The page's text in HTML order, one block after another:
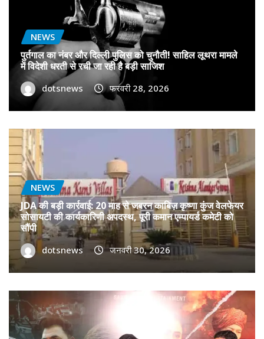
NEWS
पुर्तगाल का नंबर और दिल्ली पुलिस को चुनौती! साहिल लूथरा मामले
में विदेशी धरती से रची जा रही है बड़ी साजिश
dotsnews फरवरी 28, 2026
NEWS
JDA की बड़ी कार्रवाई: 20 माह से जबरन काबिज़ कृष्णा कुंज वेलफेयर
सोसायटी की कार्यकारिणी अपदस्थ, पूरी कमान एम्पायर्ड कमेटी को
सौंपी
dotsnews जनवरी 30, 2026